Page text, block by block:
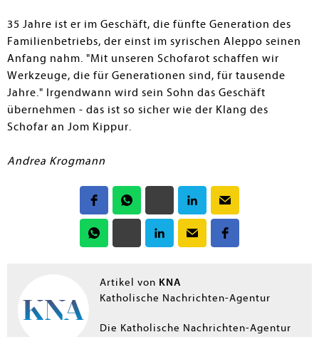
35 Jahre ist er im Geschäft, die fünfte Generation des
Familienbetriebs, der einst im syrischen Aleppo seinen
Anfang nahm. "Mit unseren Schofarot schaffen wir
Werkzeuge, die für Generationen sind, für tausende
Jahre." Irgendwann wird sein Sohn das Geschäft
übernehmen - das ist so sicher wie der Klang des
Schofar an Jom Kippur.
Andrea Krogmann
Artikel von KNA
Katholische Nachrichten-Agentur
Die Katholische Nachrichten-Agentur